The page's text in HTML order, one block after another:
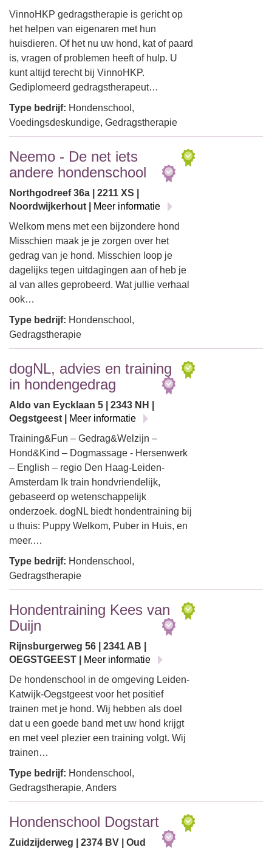
VinnoHKP gedragstherapie is gericht op
het helpen van eigenaren met hun
huisdieren. Of het nu uw hond, kat of paard
is, vragen of problemen heeft of hulp. U
kunt altijd terecht bij VinnoHKP.
Gediplomeerd gedragstherapeut…
Type bedrijf: Hondenschool,
Voedingsdeskundige, Gedragstherapie
Neemo - De net iets
andere hondenschool
Northgodreef 36a | 2211 XS |
Noordwijkerhout |
Meer informatie
Welkom mens met een bijzondere hond
Misschien maak je je zorgen over het
gedrag van je hond. Misschien loop je
dagelijks tegen uitdagingen aan of heb je
al van alles geprobeerd. Wat jullie verhaal
ook…
Type bedrijf: Hondenschool,
Gedragstherapie
dogNL, advies en training
in hondengedrag
Aldo van Eycklaan 5 | 2343 NH |
Oegstgeest |
Meer informatie
Training&Fun – Gedrag&Welzijn –
Hond&Kind – Dogmassage - Hersenwerk
– English – regio Den Haag-Leiden-
Amsterdam Ik train hondvriendelijk,
gebaseerd op wetenschappelijk
onderzoek. dogNL biedt hondentraining bij
u thuis: Puppy Welkom, Puber in Huis, en
meer.…
Type bedrijf: Hondenschool,
Gedragstherapie
Hondentraining Kees van
Duijn
Rijnsburgerweg 56 | 2341 AB |
OEGSTGEEST |
Meer informatie
De hondenschool in de omgeving Leiden-
Katwijk-Oegstgeest voor het positief
trainen met je hond. Wij hebben als doel
dat u een goede band met uw hond krijgt
en met veel plezier een training volgt. Wij
trainen…
Type bedrijf: Hondenschool,
Gedragstherapie, Anders
Hondenschool Dogstart
Zuidzijderweg | 2374 BV | Oud